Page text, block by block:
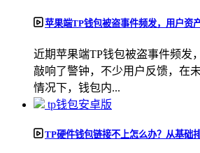
苹果端TP钱包被盗事件频发，用户资
近期苹果端TP钱包被盗事件频发
敲响了警钟，不少用户反馈，在
情况下，钱包内...
tp钱包安卓版
TP硬件钱包链接不上怎么办？从基础